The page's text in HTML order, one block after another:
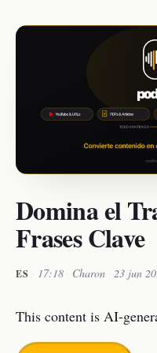
Domina el
Frases Clave
ES · 17:18 · Charon · 23 jun
This content is AI-